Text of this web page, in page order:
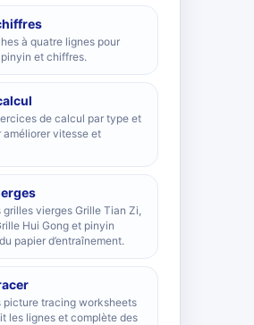
à quatre lignes pour
et chiffres.
de calcul par type et
améliorer vitesse et
grilles vierges Grille Tian Zi,
Hui Gong et pinyin
papier d’entraînement.
picture tracing worksheets
les lignes et complète des